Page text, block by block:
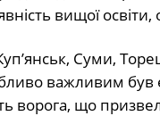
вищої
Суми,
важливим був
ворога, що